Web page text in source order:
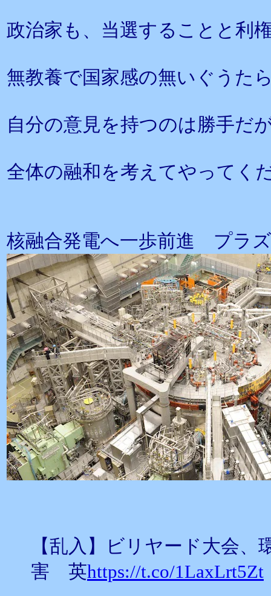
政治家も、当選することと利
無教養で国家感の無いぐうた
自分の意見を持つのは勝手だ
全体の融和を考えてやってく
核融合発電へ一歩前進 プラ
【乱入】ビリヤード大会
害 英https://t.co/1LaxLrt5Zt